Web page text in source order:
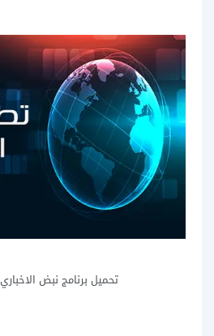
تحميل برنامج نبض الاخباري Nabd News